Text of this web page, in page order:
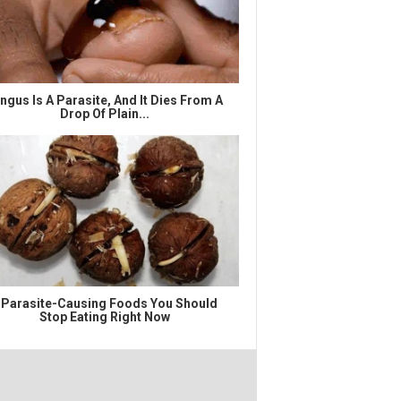
Is A Parasite, And It Dies From A
Drop Of Plain...
Causing Foods You Should
Stop Eating Right Now